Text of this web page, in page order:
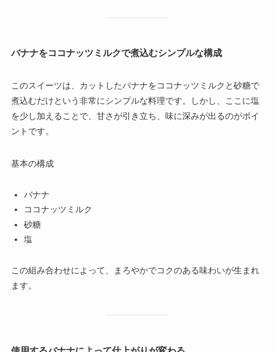
バナナをココナッツミルクで煮込むシンプルな構成
このスイーツは、カットしたバナナをココナッツミルクと砂糖で
煮込むだけという非常にシンプルな料理です。しかし、ここに塩
を少し加えることで、甘さが引き立ち、味に深みが出るのがポイ
ントです。
基本の構成
バナナ
ココナッツミルク
砂糖
塩
この組み合わせによって、まろやかでコクのある味わいが生まれ
ます。